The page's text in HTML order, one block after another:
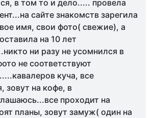
в том то и дело..... провела
сайте знакомств зарегила
имя, свои фото( свежие), а
на 10 лет
ни разу не усомнился в
не соответствуют
куча, все
зовут на кофе, в
проходит на
планы, зовут замуж( один на